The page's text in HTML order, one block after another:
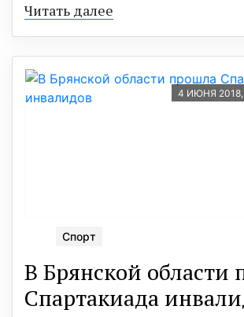
Читать далее
4 ИЮНЯ 2018,
Спорт
В Брянской области
Спартакиада